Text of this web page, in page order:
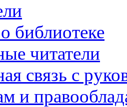
библиотеке
читатели
связь с
и